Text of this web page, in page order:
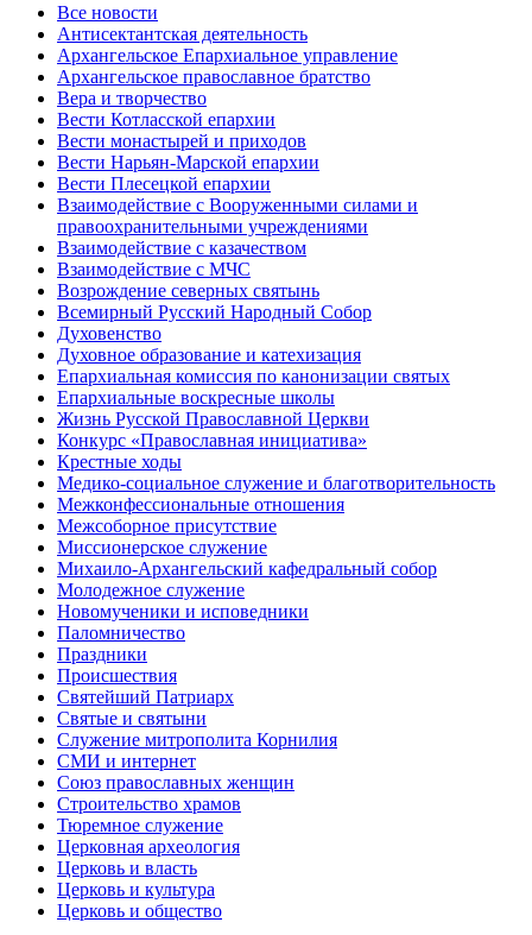
Все новости
Антисектантская деятельность
Архангельское Епархиальное управление
Архангельское православное братство
Вера и творчество
Вести Котласской епархии
Вести монастырей и приходов
Вести Нарьян-Марской епархии
Вести Плесецкой епархии
Взаимодействие с Вооруженными силами и
правоохранительными учреждениями
Взаимодействие с казачеством
Взаимодействие с МЧС
Возрождение северных святынь
Всемирный Русский Народный Собор
Духовенство
Духовное образование и катехизация
Епархиальная комиссия по канонизации святых
Епархиальные воскресные школы
Жизнь Русской Православной Церкви
Конкурс «Православная инициатива»
Крестные ходы
Медико-социальное служение и благотворительность
Межконфессиональные отношения
Межсоборное присутствие
Миссионерское служение
Михаило-Архангельский кафедральный собор
Молодежное служение
Новомученики и исповедники
Паломничество
Праздники
Происшествия
Святейший Патриарх
Святые и святыни
Служение митрополита Корнилия
СМИ и интернет
Союз православных женщин
Строительство храмов
Тюремное служение
Церковная археология
Церковь и власть
Церковь и культура
Церковь и общество